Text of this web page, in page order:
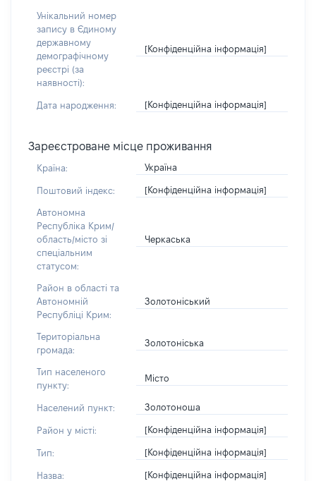
Унікальний номер
запису в Єдиному
державному
демографічному
реєстрі (за
наявності):
[Конфіденційна інформація]
Дата народження: [Конфіденційна інформація]
Зареєстроване місце проживання
Країна: Україна
Поштовий індекс: [Конфіденційна інформація]
Автономна
Республіка Крим/
область/місто зі
спеціальним
статусом:
Черкаська
Район в області та
Автономній
Республіці Крим:
Золотоніський
Територіальна
громада:
Золотоніська
Тип населеного
пункту:
Місто
Населений пункт: Золотоноша
Район у місті: [Конфіденційна інформація]
Тип: [Конфіденційна інформація]
Назва: [Конфіденційна інформація]